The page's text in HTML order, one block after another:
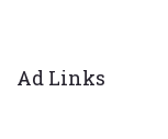
Ad Links